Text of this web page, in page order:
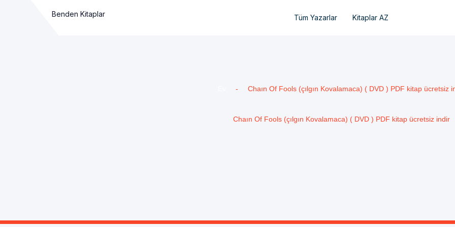
Benden Kitaplar Tüm Yazarlar Kitaplar AZ
- Chaın Of Fools (çılgın Kovalamaca) ( DVD ) PDF kitap ücretsiz
Chaın Of Fools (çılgın Kovalamaca) ( DVD ) PDF kitap ücretsiz indir